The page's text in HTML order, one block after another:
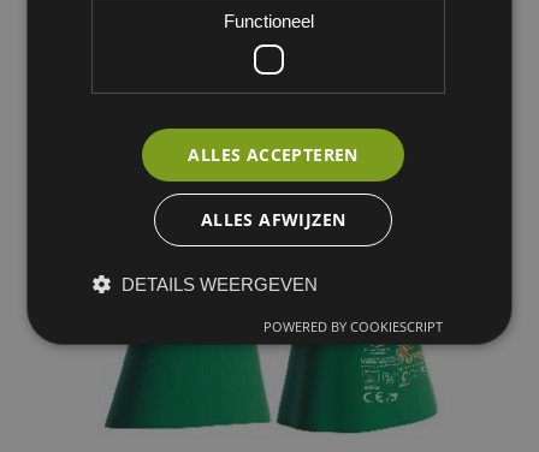
Functioneel
ALLES ACCEPTEREN
ALLES AFWIJZEN
DETAILS WEERGEVEN
POWERED BY COOKIESCRIPT